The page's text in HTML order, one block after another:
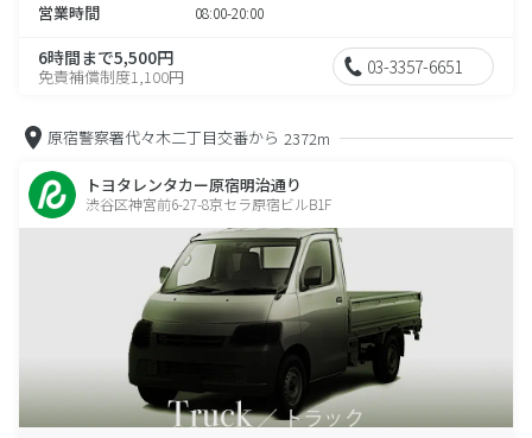
営業時間 08:00-20:00
6時間まで5,500円
免責補償制度1,100円 03-3357-6651
原宿警察署代々木二丁目交番から 2372m
トヨタレンタカー原宿明治通り
渋谷区神宮前6-27-8京セラ原宿ビルB1F